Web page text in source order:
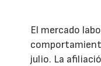
El mercado
julio. La